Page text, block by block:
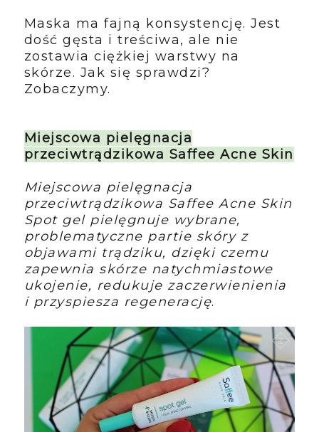
Maska ma fajną konsystencję. Jest
dość gęsta i treściwa, ale nie
zostawia ciężkiej warstwy na
skórze. Jak się sprawdzi?
Zobaczymy.
Miejscowa pielęgnacja
przeciwtrądzikowa Saffee Acne Skin
Miejscowa pielęgnacja
przeciwtrądzikowa Saffee Acne Skin
Spot gel pielęgnuje wybrane,
problematyczne partie skóry z
objawami trądziku, dzięki czemu
zapewnia skórze natychmiastowe
ukojenie, redukuje zaczerwienienia
i przyspiesza regenerację.